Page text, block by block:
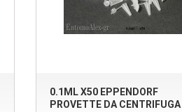
0.1ML X50 EPPENDORF
PROVETTE DA CENTRIFUGA